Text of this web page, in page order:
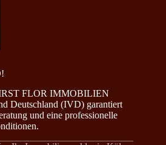
FLOR IMMOBILIEN
Deutschland (IVD) garantiert
und eine professionelle